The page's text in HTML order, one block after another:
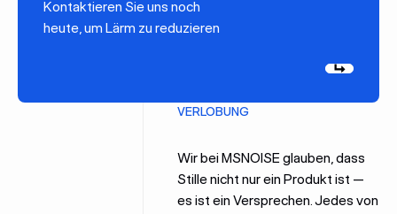
Kontaktieren Sie uns noch
heute, um Lärm zu reduzieren
Weiter
VERLOBUNG
Wir bei MSNOISE glauben, dass
Stille nicht nur ein Produkt ist —
es ist ein Versprechen. Jedes von